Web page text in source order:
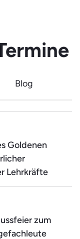
Blog
Goldenen
Lehrkräfte
zum